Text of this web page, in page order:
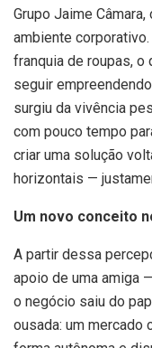
Grupo Jaime
ambiente
franquia de roupas, o
seguir
surgiu da vivência
com pouco tempo
criar uma solução
horizontais —
Um novo conceito
A partir dessa
apoio de uma amiga
o negócio saiu do
ousada: um mercado